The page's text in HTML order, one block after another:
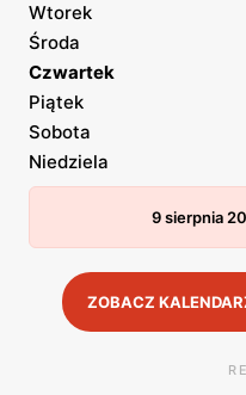
Wtorek
Środa
Czwartek
Piątek
Sobota
Niedziela
9 sierpnia
ZOBACZ